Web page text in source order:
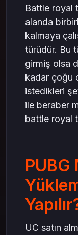
Battle royal
alanda
kalmaya
türüdür. Bu
girmiş olsa
kadar çoğu
istedikleri
ile beraber
battle royal
PUBG
UC satın